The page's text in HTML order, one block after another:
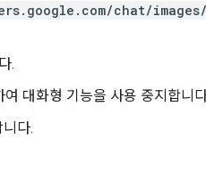
chat/
.
여 대화형 기능을 사용 중지합니
다.